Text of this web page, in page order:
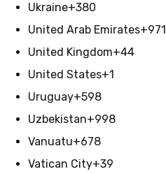
Ukraine+380
United Arab Emirates+971
United Kingdom+44
United States+1
Uruguay+598
Uzbekistan+998
Vanuatu+678
Vatican City+39